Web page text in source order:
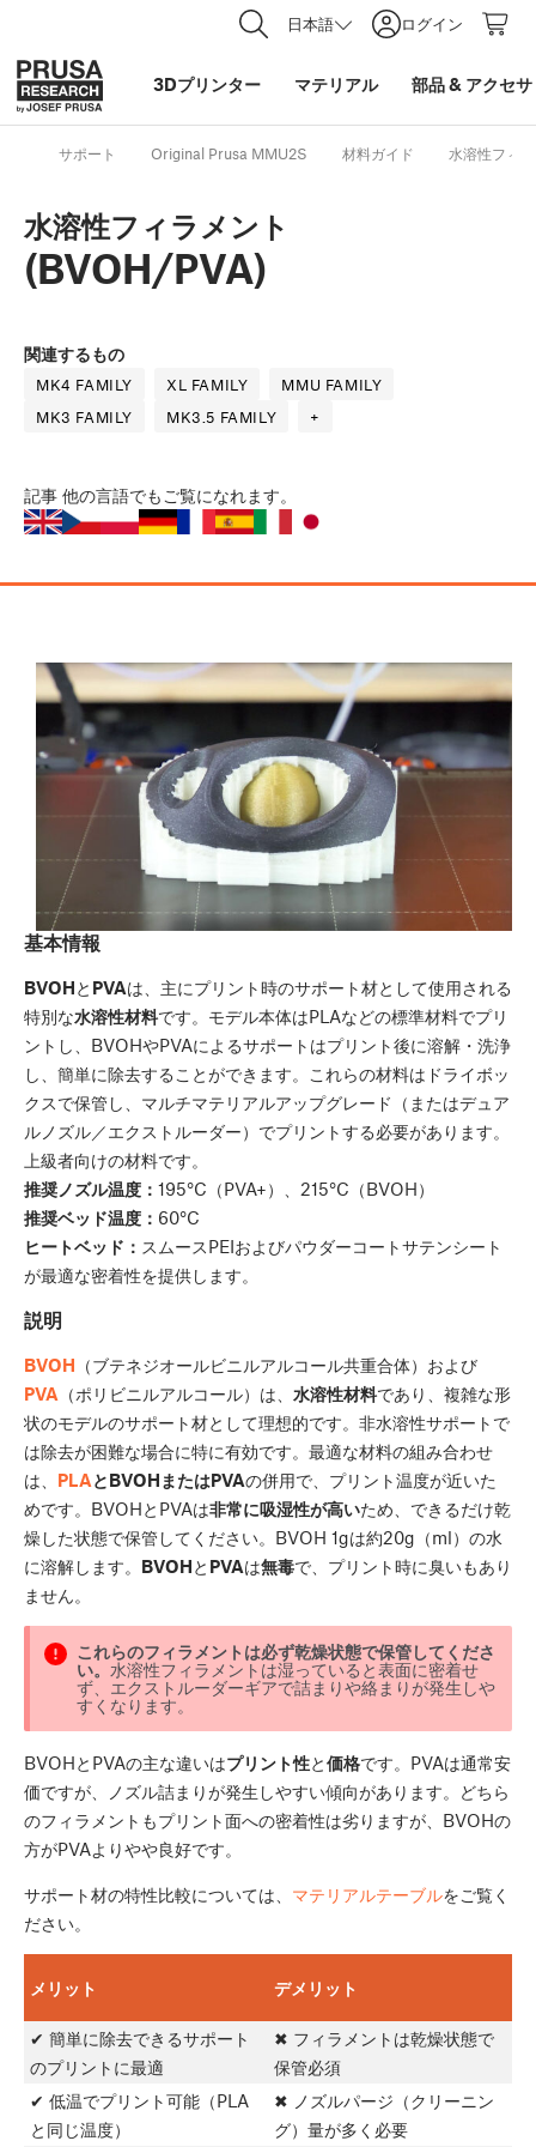
日本語 ログイン
3Dプリンター マテリアル 部品& アクセ
サポート Original Prusa MMU2S 材料ガイド 水溶性フィ
水溶性フィラメント
(BVOH/PVA)
関連するもの
MK4 FAMILY XL FAMILY
MMU FAMILY
MK3 FAMILY
MK3.5 FAMILY +
記事 他の言語でもご覧になれます。
基本情報
BVOHと PVAは、主にプリント時のサポート材として使用される
特別な水溶性材料です。モデル本体はPLAなどの標準材料でプリ
ントし、BVOHやPVAによるサポートはプリント後に溶解・洗浄
し、簡単に除去することができます。これらの材料はドライボッ
クスで保管し、マルチマテリアルアップグレード（またはデュア
ルノズル／エクストルーダー）でプリントする必要があります。
上級者向けの材料です。
推奨ノズル温度： 195°C（PVA+）、215°C（BVOH）
推奨ベッド温度： 60°C
ヒートベッド： スムースPEIおよびパウダーコートサテンシート
が最適な密着性を提供します。
説明
BVOH （ブテネジオールビニルアルコール共重合体）および
PVA （ポリビニルアルコール）は、 水溶性材料であり、複雑な形
状のモデルのサポート材として理想的です。非水溶性サポートで
は除去が困難な場合に特に有効です。最適な材料の組み合わせ
は、 PLAとBVOHまたはPVAの併用で、プリント温度が近いた
めです。BVOHとPVAは非常に吸湿性が高いため、できるだけ乾
燥した状態で保管してください。BVOH 1gは約20g（ml）の水
に溶解します。 BVOH と PVAは無毒で、プリント時に臭いもあり
ません。
これらのフィラメントは必ず乾燥状態で保管してくださ
い。 水溶性フィラメントは湿っていると表面に密着せ
ず、エクストルーダーギアで詰まりや絡まりが発生しや
すくなります。
BVOHとPVAの主な違いはプリント性と価格です。PVAは通常安
価ですが、ノズル詰まりが発生しやすい傾向があります。どちら
のフィラメントもプリント面への密着性は劣りますが、BVOHの
方がPVAよりやや良好です。
サポート材の特性比較については、 マテリアルテーブルをご覧く
ださい。
メリット デメリット
✔ 簡単に除去できるサポート
のプリントに最適
✖ フィラメントは乾燥状態で
保管必須
✔ 低温でプリント可能（PLA
と同じ温度）
✖ ノズルパージ（クリーニン
グ）量が多く必要